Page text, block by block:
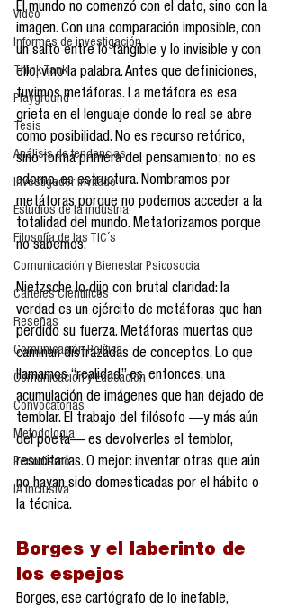
Video
Informes de investigación
Think Tank
Playground
Tesis
Análisis de tendencias
Investigador Invitado
Estudios de la industria
Filosofía de las TIC´s
Comunicación y Bienestar Psicosocia
Carteles Científicos
Reseñas
Comunicación Política
Comunicación y Educación
Convocatorias
Metodología
Periodismo
IA Inclusiva
El mundo no comenzó con el dato, sino con la
imagen. Con una comparación imposible, con
un salto entre lo tangible y lo invisible y con
ello, vino la palabra. Antes que definiciones,
tuvimos metáforas. La metáfora es esa
grieta en el lenguaje donde lo real se abre
como posibilidad. No es recurso retórico,
sino forma primera del pensamiento; no es
adorno, es estructura. Nombramos por
metáforas porque no podemos acceder a la
totalidad del mundo. Metaforizamos porque
no sabemos.
Nietzsche lo dijo con brutal claridad: la
verdad es un ejército de metáforas que han
perdido su fuerza. Metáforas muertas que
caminan disfrazadas de conceptos. Lo que
llamamos “realidad” es, entonces, una
acumulación de imágenes que han dejado de
temblar. El trabajo del filósofo —y más aún
del poeta— es devolverles el temblor,
resucitarlas. O mejor: inventar otras que aún
no hayan sido domesticadas por el hábito o
la técnica.
Borges y el laberinto de
los espejos
Borges, ese cartógrafo de lo inefable,